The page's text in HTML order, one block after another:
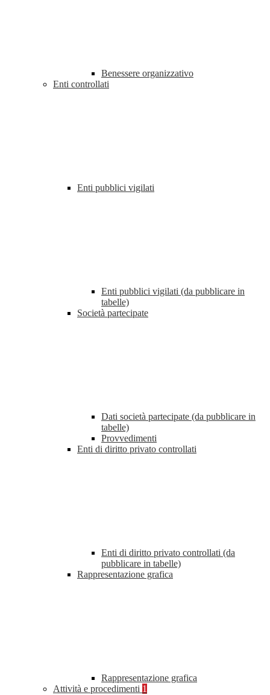
Benessere organizzativo
Enti controllati
Enti pubblici vigilati
Enti pubblici vigilati (da pubblicare in
tabelle)
Società partecipate
Dati società partecipate (da pubblicare in
tabelle)
Provvedimenti
Enti di diritto privato controllati
Enti di diritto privato controllati (da
pubblicare in tabelle)
Rappresentazione grafica
Rappresentazione grafica
Attività e procedimenti 1